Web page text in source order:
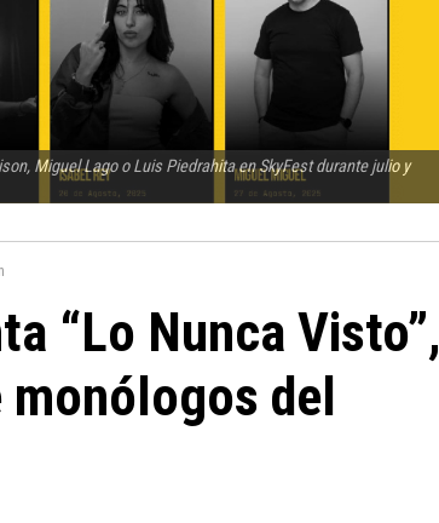
Miguel Lago o Luis Piedrahita en SkyFest durante julio y
“Lo Nunca Visto”,
del